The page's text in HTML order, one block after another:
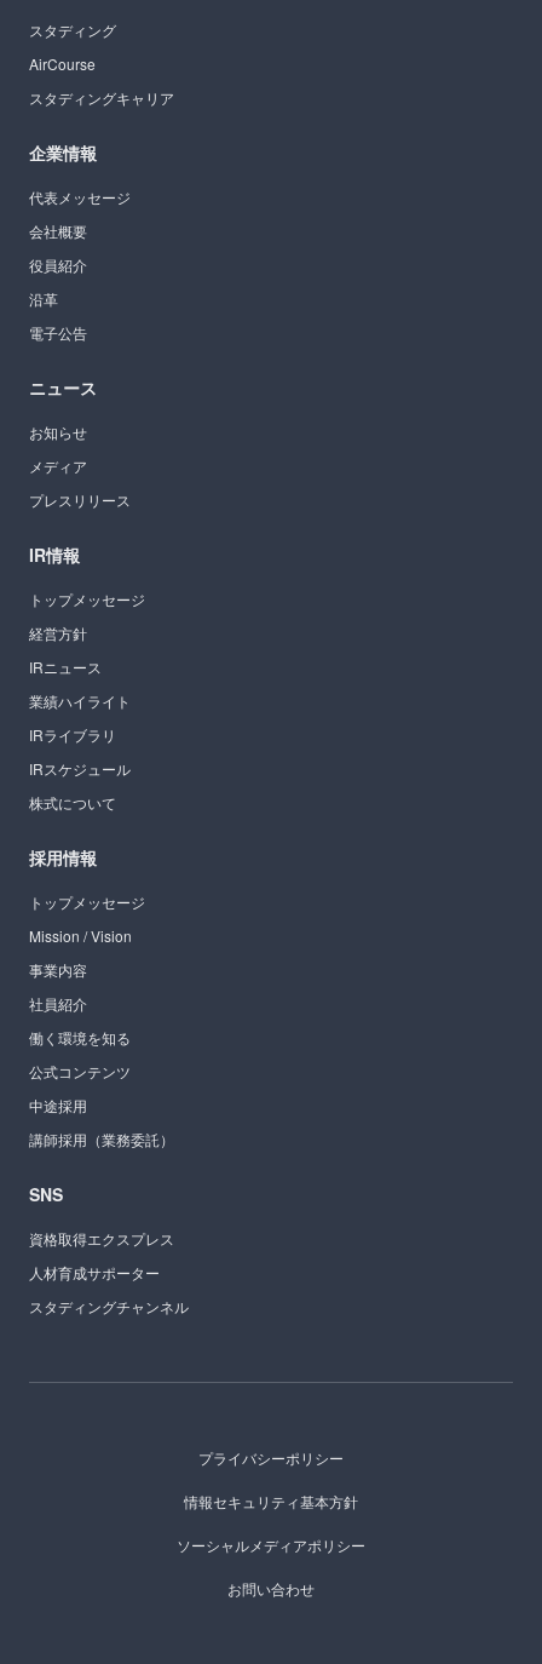
スタディング
AirCourse
スタディングキャリア
企業情報
代表メッセージ
会社概要
役員紹介
沿革
電子公告
ニュース
お知らせ
メディア
プレスリリース
IR情報
トップメッセージ
経営方針
IRニュース
業績ハイライト
IRライブラリ
IRスケジュール
株式について
採用情報
トップメッセージ
Mission / Vision
事業内容
社員紹介
働く環境を知る
公式コンテンツ
中途採用
講師採用（業務委託）
SNS
資格取得エクスプレス
人材育成サポーター
スタディングチャンネル
プライバシーポリシー
情報セキュリティ基本方針
ソーシャルメディアポリシー
お問い合わせ